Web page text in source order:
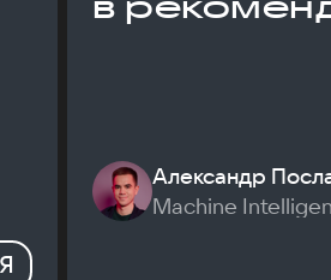
Александр
Machine